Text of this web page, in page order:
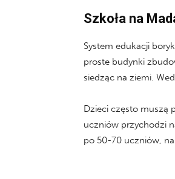
Szkoła na
System edukacji
proste budynki
siedząc na ziemi.
Dzieci często muszą
uczniów przychodzi
po 50-70 uczniów,